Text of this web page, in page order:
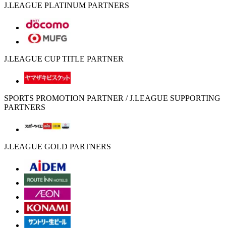
J.LEAGUE PLATINUM PARTNERS
J.LEAGUE CUP TITLE PARTNER
SPORTS PROMOTION PARTNER / J.LEAGUE SUPPORTING
PARTNERS
J.LEAGUE GOLD PARTNERS